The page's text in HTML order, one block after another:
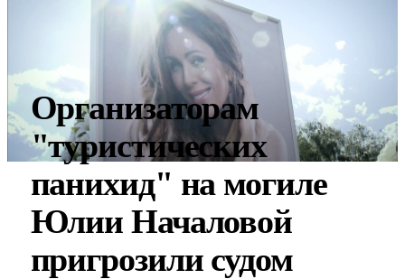
Организаторам
"туристических
панихид" на могиле
Юлии Началовой
пригрозили судом